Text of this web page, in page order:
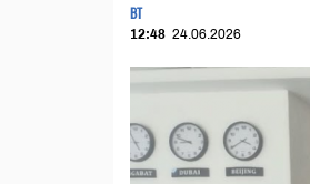
BT
12:48 24.06.2026